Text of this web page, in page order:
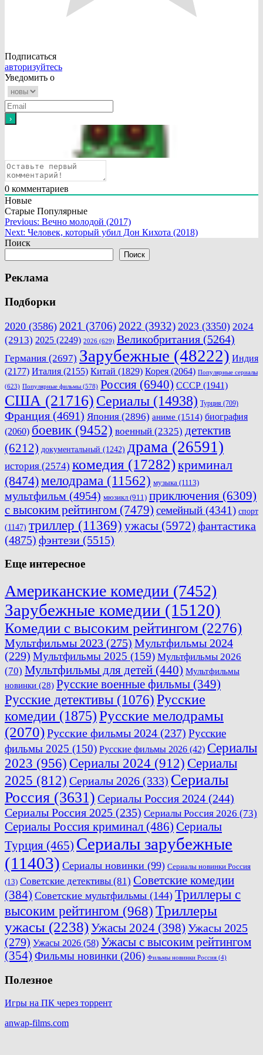
Подписаться
авторизуйтесь
Уведомить о
0 комментариев
Новые
Старые Популярные
Навигация
по
Previous: Вечно молодой (2017)
Next: Человек, который убил Дон Кихота (2018)
Поиск
Поиск
Реклама
Подборки
2020 (3586) 2021 (3706) 2022 (3932) 2023 (3350) 2024
(2913) 2025 (2249) 2026 (629) Великобритания (5264)
Германия (2697) Зарубежные (48222) Индия
(2177) Италия (2155) Китай (1829) Корея (2064) Популярные сериалы
(623) Популярные фильмы (578) Россия (6940) СССР (1941)
США (21716) Сериалы (14938) Турция (709)
Франция (4691) Япония (2896) аниме (1514) биография
(2060) боевик (9452) военный (2325) детектив
(6212) документальный (1242) драма (26591)
история (2574) комедия (17282)криминал
(8474)мелодрама (11562) музыка (1113)
мультфильм (4954) мюзикл (911) приключения (6309)
с высоким рейтингом (7479) семейный (4341) спорт
(1147) триллер (11369) ужасы (5972) фантастика
(4875) фэнтези (5515)
Еще интересное
Американские комедии (7452)
Зарубежные комедии (15120)
Комедии с высоким рейтингом (2276)
Мультфильмы 2023 (275) Мультфильмы 2024
(229) Мультфильмы 2025 (159) Мультфильмы 2026
(70) Мультфильмы для детей (440) Мультфильмы
новинки (28) Русские военные фильмы (349)
Русские детективы (1076)Русские
комедии (1875)Русские мелодрамы
(2070)Русские фильмы 2024 (237) Русские
фильмы 2025 (150) Русские фильмы 2026 (42) Сериалы
2023 (956) Сериалы 2024 (912) Сериалы
2025 (812) Сериалы 2026 (333) Сериалы
Россия (3631) Сериалы Россия 2024 (244)
Сериалы Россия 2025 (235) Сериалы Россия 2026 (73)
Сериалы Россия криминал (486) Сериалы
Турция (465) Сериалы зарубежные
(11403) Сериалы новинки (99) Сериалы новинки Россия
(13) Советские детективы (81) Советские комедии
(384) Советские мультфильмы (144) Триллеры с
высоким рейтингом (968) Триллеры
ужасы (2238)Ужасы 2024 (398) Ужасы 2025
(279) Ужасы 2026 (58) Ужасы с высоким рейтингом
(354) Фильмы новинки (206) Фильмы новинки Россия (4)
Полезное
Игры на ПК через торрент
anwap-films.com